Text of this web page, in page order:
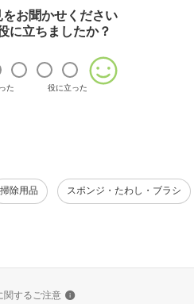
お聞かせください
に立ちましたか？
た 役に立った
掃除用品 スポンジ・たわし・ブラシ
関するご注意